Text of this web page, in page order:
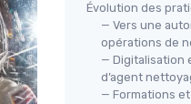
Évolution des
— Vers une
opérations de
— Digitalisation
d’agent
— Formations